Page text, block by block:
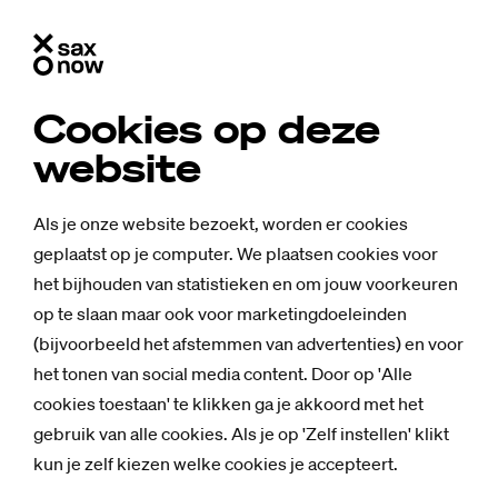
Cookies op deze
website
Als je onze website bezoekt, worden er cookies
geplaatst op je computer. We plaatsen cookies voor
het bijhouden van statistieken en om jouw voorkeuren
op te slaan maar ook voor marketingdoeleinden
(bijvoorbeeld het afstemmen van advertenties) en voor
het tonen van social media content. Door op 'Alle
cookies toestaan' te klikken ga je akkoord met het
gebruik van alle cookies. Als je op 'Zelf instellen' klikt
kun je zelf kiezen welke cookies je accepteert.
Nieuws
Alle categorieën
Mensen
24 september 2020
De (nieuwe) mensen van Saxion: "Ik had
al lang doodgeschoten kunnen zijn"